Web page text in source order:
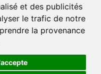
et des publicités
le trafic de notre
la provenance
réservés - Page mise à jour
minimum d'achat , hors
et produits en offre,
le code au moment de la
du panier afin que la